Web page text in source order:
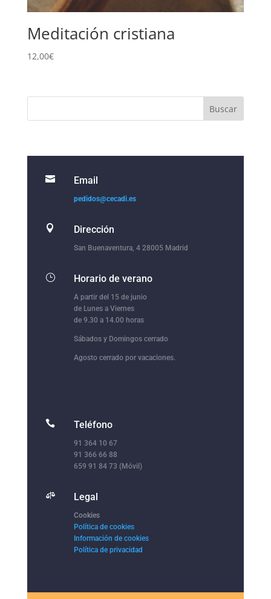
Meditación cristiana
12,00€
 Email
pedidos@cecadi.es
 Dirección
San Buenaventura, 4 28005 Madrid
} Horario de verano
A partir del 15 de junio
de Lunes a Viernes
de 9.30 a 14.00 horas
Sábados y Domingos cerrado
Agosto cerrado por vacaciones.
 Teléfono
91 364 10 67
91 366 66 88
659 91 84 73 (Móvil)
 Legal
Cookies
Política de cookies
Información de cookies
Política de privacidad